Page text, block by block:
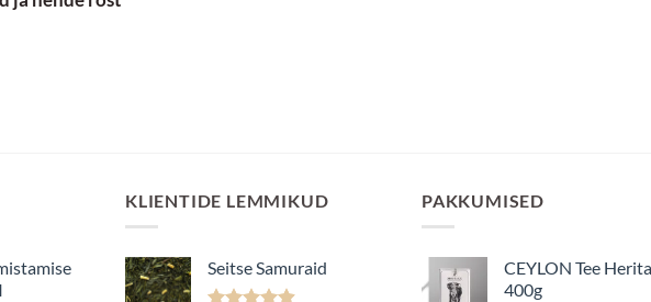
KLIENTIDE LEMMIKUD
Seitse Samuraid
PAKKUMISED
CEYLON Tee
400g